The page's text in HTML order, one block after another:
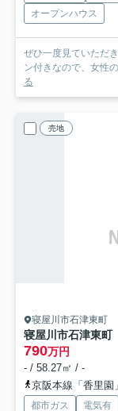
オープンハウス
ぜひ一度見ていただ
ン付きなので、女性
る
売地
寝屋川市石津東町
寝屋川市石津東町
790万円
- / 58.27㎡ / -
京阪本線「香里園
都市ガス 電気有